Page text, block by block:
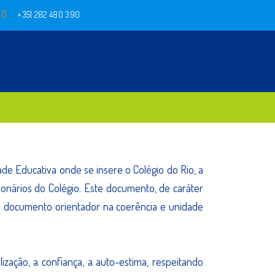
+351 282 480 390
Educativa onde se insere o Colégio do Rio, a
do Colégio. Este documento, de caráter
orientador na coerência e unidade
a confiança, a auto-estima, respeitando